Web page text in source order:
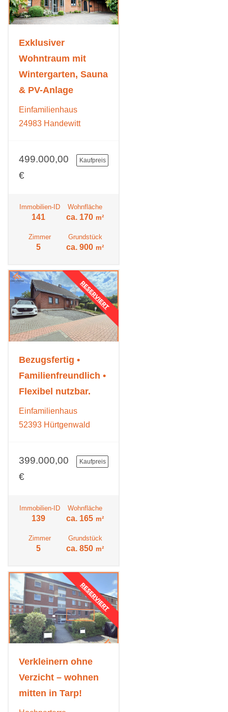
Exklusiver
Wohntraum mit
Wintergarten, Sauna
& PV-Anlage
Einfamilienhaus
24983 Handewitt
499.000,00
€
Kaufpreis
Immobilien-ID
141
Wohnfläche
ca. 170 m²
Zimmer
5
Grundstück
ca. 900 m²
Bezugsfertig •
Familienfreundlich •
Flexibel nutzbar.
Einfamilienhaus
52393 Hürtgenwald
399.000,00
€
Kaufpreis
Immobilien-ID
139
Wohnfläche
ca. 165 m²
Zimmer
5
Grundstück
ca. 850 m²
Verkleinern ohne
Verzicht – wohnen
mitten in Tarp!